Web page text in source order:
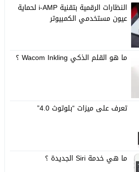
النظارات الرقمية بتقنية i-AMP لحماية
عيون مستخدمي الكمبيوتر
ما هو القلم الذكي Wacom Inkling ؟
تعرف على ميزات “بلوتوث 4.0”
ما هي خدمة Siri الجديدة ؟